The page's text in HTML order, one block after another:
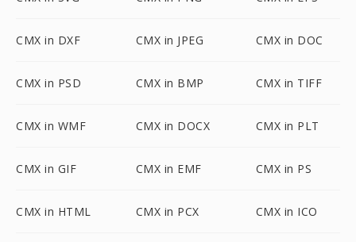
CMX in DXF CMX in JPEG CMX in DOC
CMX in PSD CMX in BMP CMX in TIFF
CMX in WMF CMX in DOCX CMX in PLT
CMX in GIF CMX in EMF CMX in PS
CMX in HTML CMX in PCX CMX in ICO